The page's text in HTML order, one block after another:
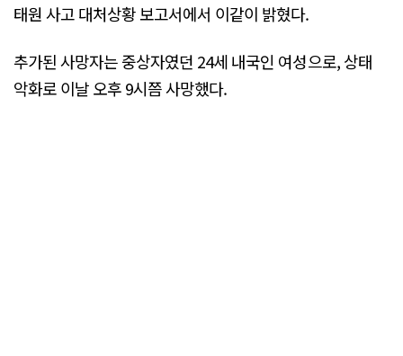
태원 사고 대처상황 보고서에서 이같이 밝혔다.
추가된 사망자는 중상자였던 24세 내국인 여성으로, 상태
악화로 이날 오후 9시쯤 사망했다.